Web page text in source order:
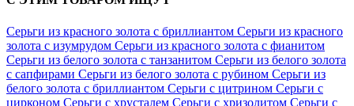
Серьги из красного золота с бриллиантом Серьги из красного
золота с изумрудом Серьги из красного золота с фианитом
Серьги из белого золота с танзанитом Серьги из белого золота
с сапфирами Серьги из белого золота с рубином Серьги из
белого золота с бриллиантом Серьги с цитрином Серьги с
цирконом Серьги с хрусталем Серьги с хризолитом Серьги с